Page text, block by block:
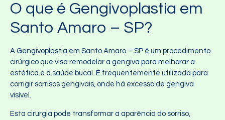
O que é Gengivoplastia em
Santo Amaro – SP?
A Gengivoplastia em Santo Amaro – SP é um procedimento
cirúrgico que visa remodelar a gengiva para melhorar a
estética e a saúde bucal. É frequentemente utilizada para
corrigir sorrisos gengivais, onde há excesso de gengiva
visível.
Esta cirurgia pode transformar a aparência do sorriso,